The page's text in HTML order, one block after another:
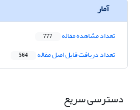
آمار
تعداد مشاهده مقاله 777
تعداد دریافت فایل اصل مقاله 564
دسترسی سریع